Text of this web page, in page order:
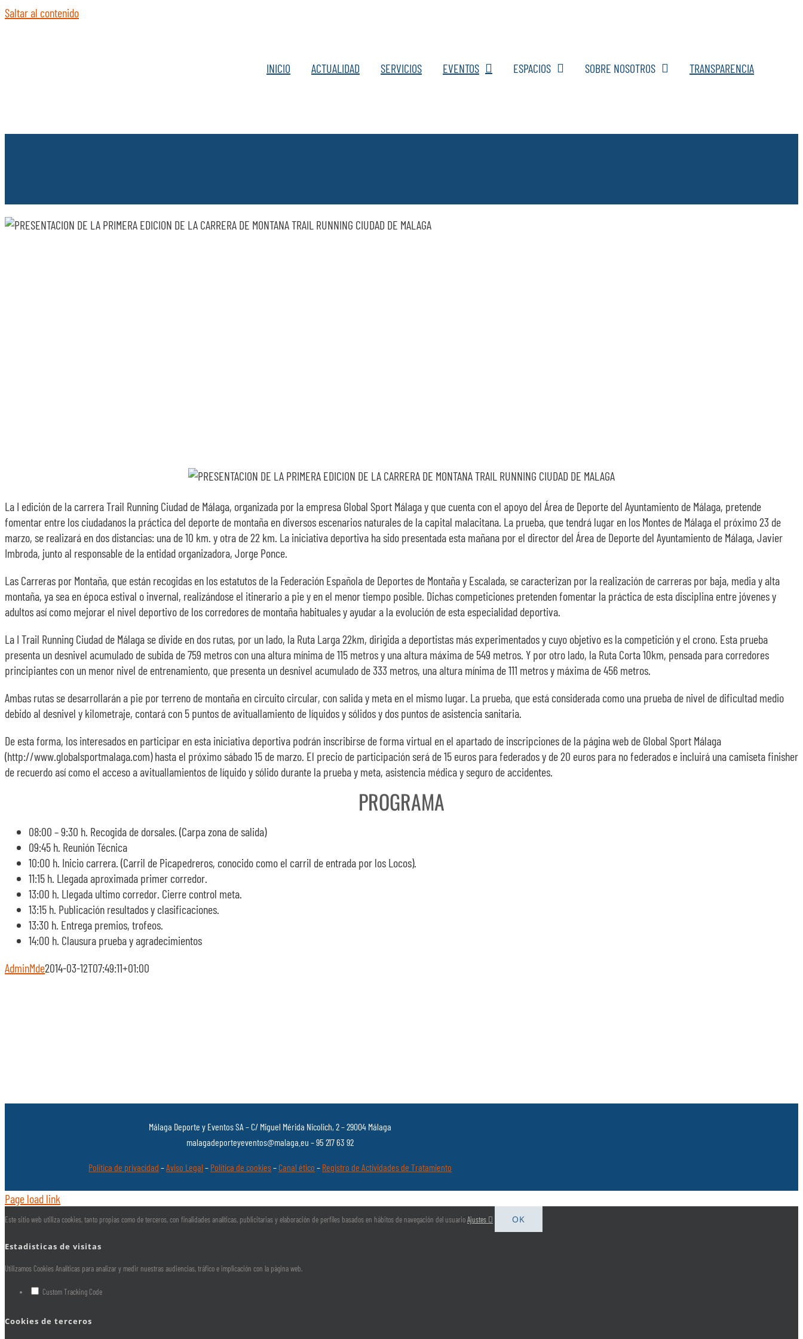
Saltar al contenido
INICIO ACTUALIDAD SERVICIOS EVENTOS ESPACIOS SOBRE NOSOTROS TRANSPARENCIA
La I edición de la carrera Trail Running Ciudad de Málaga, organizada por la empresa Global Sport Málaga y que cuenta con el apoyo del Área de Deporte del Ayuntamiento de Málaga, pretende
fomentar entre los ciudadanos la práctica del deporte de montaña en diversos escenarios naturales de la capital malacitana. La prueba, que tendrá lugar en los Montes de Málaga el próximo 23 de
marzo, se realizará en dos distancias: una de 10 km. y otra de 22 km. La iniciativa deportiva ha sido presentada esta mañana por el director del Área de Deporte del Ayuntamiento de Málaga, Javier
Imbroda, junto al responsable de la entidad organizadora, Jorge Ponce.
Las Carreras por Montaña, que están recogidas en los estatutos de la Federación Española de Deportes de Montaña y Escalada, se caracterizan por la realización de carreras por baja, media y alta
montaña, ya sea en época estival o invernal, realizándose el itinerario a pie y en el menor tiempo posible. Dichas competiciones pretenden fomentar la práctica de esta disciplina entre jóvenes y
adultos así como mejorar el nivel deportivo de los corredores de montaña habituales y ayudar a la evolución de esta especialidad deportiva.
La I Trail Running Ciudad de Málaga se divide en dos rutas, por un lado, la Ruta Larga 22km, dirigida a deportistas más experimentados y cuyo objetivo es la competición y el crono. Esta prueba
presenta un desnivel acumulado de subida de 759 metros con una altura mínima de 115 metros y una altura máxima de 549 metros. Y por otro lado, la Ruta Corta 10km, pensada para corredores
principiantes con un menor nivel de entrenamiento, que presenta un desnivel acumulado de 333 metros, una altura mínima de 111 metros y máxima de 456 metros.
Ambas rutas se desarrollarán a pie por terreno de montaña en circuito circular, con salida y meta en el mismo lugar. La prueba, que está considerada como una prueba de nivel de dificultad medio
debido al desnivel y kilometraje, contará con 5 puntos de avituallamiento de líquidos y sólidos y dos puntos de asistencia sanitaria.
De esta forma, los interesados en participar en esta iniciativa deportiva podrán inscribirse de forma virtual en el apartado de inscripciones de la página web de Global Sport Málaga
(http://www.globalsportmalaga.com) hasta el próximo sábado 15 de marzo. El precio de participación será de 15 euros para federados y de 20 euros para no federados e incluirá una camiseta finisher
de recuerdo así como el acceso a avituallamientos de líquido y sólido durante la prueba y meta, asistencia médica y seguro de accidentes.
PROGRAMA
08:00 – 9:30 h. Recogida de dorsales. (Carpa zona de salida)
09:45 h. Reunión Técnica
10:00 h. Inicio carrera. (Carril de Picapedreros, conocido como el carril de entrada por los Locos).
11:15 h. Llegada aproximada primer corredor.
13:00 h. Llegada ultimo corredor. Cierre control meta.
13:15 h. Publicación resultados y clasificaciones.
13:30 h. Entrega premios, trofeos.
14:00 h. Clausura prueba y agradecimientos
AdminMde2014-03-12T07:49:11+01:00
Málaga Deporte y Eventos SA – C/ Miguel Mérida Nicolich, 2 – 29004 Málaga
malagadeporteyeventos@malaga.eu – 95 217 63 92
Política de privacidad –Aviso Legal – Política de cookies–Canal ético – Registro de Actividades de Tratamiento
Page load link
Este sitio web utiliza cookies, tanto propias como de terceros, con finalidades analíticas, publicitarias y elaboración de perfiles basados en hábitos de navegación del usuarioAjustes OK
Estadisticas de visitas
Utilizamos Cookies Analíticas para analizar y medir nuestras audiencias, tráfico e implicación con la página web.
Custom Tracking Code
Cookies de terceros